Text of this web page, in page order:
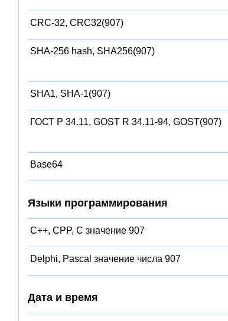
CRC-32, CRC32(907)
SHA-256 hash, SHA256(907)
SHA1, SHA-1(907)
ГОСТ Р 34.11, GOST R 34.11-94, GOST(907)
Base64
Языки программирования
C++, CPP, C значение 907
Delphi, Pascal значение числа 907
Дата и время